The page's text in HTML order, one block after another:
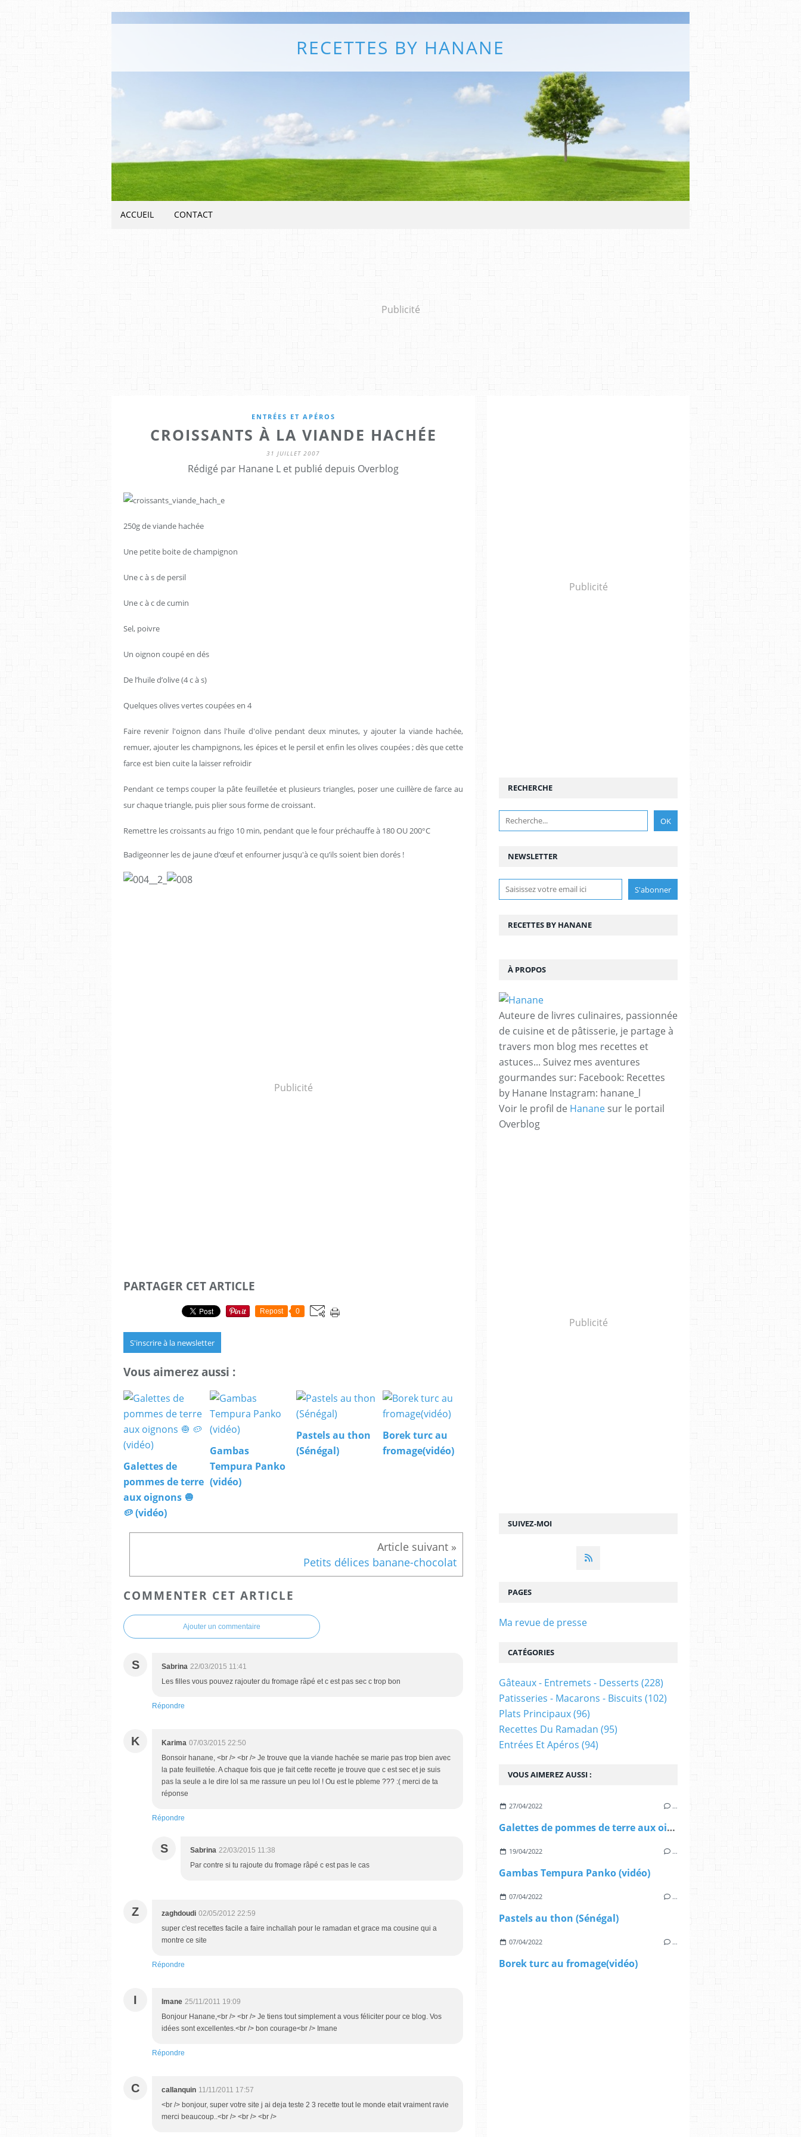
RECETTES BY HANANE
ACCUEIL CONTACT
Publicité
ENTRÉES ET APÉROS
CROISSANTS À LA VIANDE HACHÉE
31 JUILLET 2007
Rédigé par Hanane L et publié depuis Overblog
250g de viande hachée
Une petite boite de champignon
Une c à s de persil
Une c à c de cumin
Sel, poivre
Un oignon coupé en dés
De l’huile d’olive (4 c à s)
Quelques olives vertes coupées en 4
Faire revenir l'oignon dans l'huile d'olive pendant deux minutes, y ajouter la viande hachée,
remuer, ajouter les champignons, les épices et le persil et enfin les olives coupées ; dès que cette
farce est bien cuite la laisser refroidir
Pendant ce temps couper la pâte feuilletée et plusieurs triangles, poser une cuillère de farce au
sur chaque triangle, puis plier sous forme de croissant.
Remettre les croissants au frigo 10 min, pendant que le four préchauffe à 180 OU 200°C
Badigeonner les de jaune d’œuf et enfourner jusqu'à ce qu’ils soient bien dorés !
Publicité
PARTAGER CET ARTICLE
Repost 0
S'inscrire à la newsletter
Vous aimerez aussi :
Galettes de
pommes de terre
aux oignons 🧅
🥔 (vidéo)
Gambas
Tempura Panko
(vidéo)
Pastels au thon
(Sénégal)
Borek turc au
fromage(vidéo)
Petits délices banane-chocolat
COMMENTER CET ARTICLE
Ajouter un commentaire
S Sabrina 22/03/2015 11:41
Les filles vous pouvez rajouter du fromage râpé et c est pas sec c trop bon
Répondre
K Karima 07/03/2015 22:50
Bonsoir hanane, <br /> <br /> Je trouve que la viande hachée se marie pas trop bien avec
la pate feuilletée. A chaque fois que je fait cette recette je trouve que c est sec et je suis
pas la seule a le dire lol sa me rassure un peu lol ! Ou est le pbleme ??? :( merci de ta
réponse
Répondre
S Sabrina 22/03/2015 11:38
Par contre si tu rajoute du fromage râpé c est pas le cas
Z zaghdoudi 02/05/2012 22:59
super c'est recettes facile a faire inchallah pour le ramadan et grace ma cousine qui a
montre ce site
Répondre
I Imane 25/11/2011 19:09
Bonjour Hanane,<br /> <br /> Je tiens tout simplement a vous féliciter pour ce blog. Vos
idées sont excellentes.<br /> bon courage<br /> Imane
Répondre
C callanquin 11/11/2011 17:57
<br /> bonjour, super votre site j ai deja teste 2 3 recette tout le monde etait vraiment ravie
merci beaucoup..<br /> <br /> <br />
Publicité
NEWSLETTER
SUIVEZ-MOI
RECHERCHE
RECETTES BY HANANE
À PROPOS
Auteure de livres culinaires, passionnée
de cuisine et de pâtisserie, je partage à
travers mon blog mes recettes et
astuces... Suivez mes aventures
gourmandes sur: Facebook: Recettes
by Hanane Instagram: hanane_l
Voir le profil de Hanane sur le portail
Overblog
Publicité
VOUS AIMEREZ AUSSI :
27/04/2022 …
Galettes de pommes de terre aux oignons 🧅 🥔 (vidéo)
19/04/2022 …
Gambas Tempura Panko (vidéo)
07/04/2022 …
Pastels au thon (Sénégal)
07/04/2022 …
Borek turc au fromage(vidéo)
PAGES
Ma revue de presse
CATÉGORIES
Gâteaux - Entremets - Desserts (228)
Patisseries - Macarons - Biscuits (102)
Plats Principaux(96)
Recettes Du Ramadan (95)
Entrées Et Apéros (94)